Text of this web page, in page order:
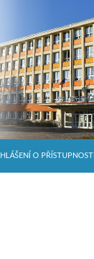
O PŘÍSTUPNOSTI